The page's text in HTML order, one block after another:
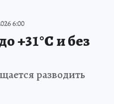
6:00
+31°С и без
разводить